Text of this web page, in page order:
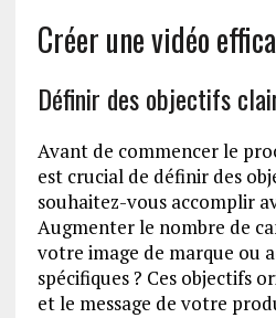
Créer une vidéo
Définir des objectifs
Avant de commencer le
est crucial de définir des
souhaitez-vous accomplir
Augmenter le nombre de
votre image de marque ou
spécifiques ? Ces objectifs
et le message de votre